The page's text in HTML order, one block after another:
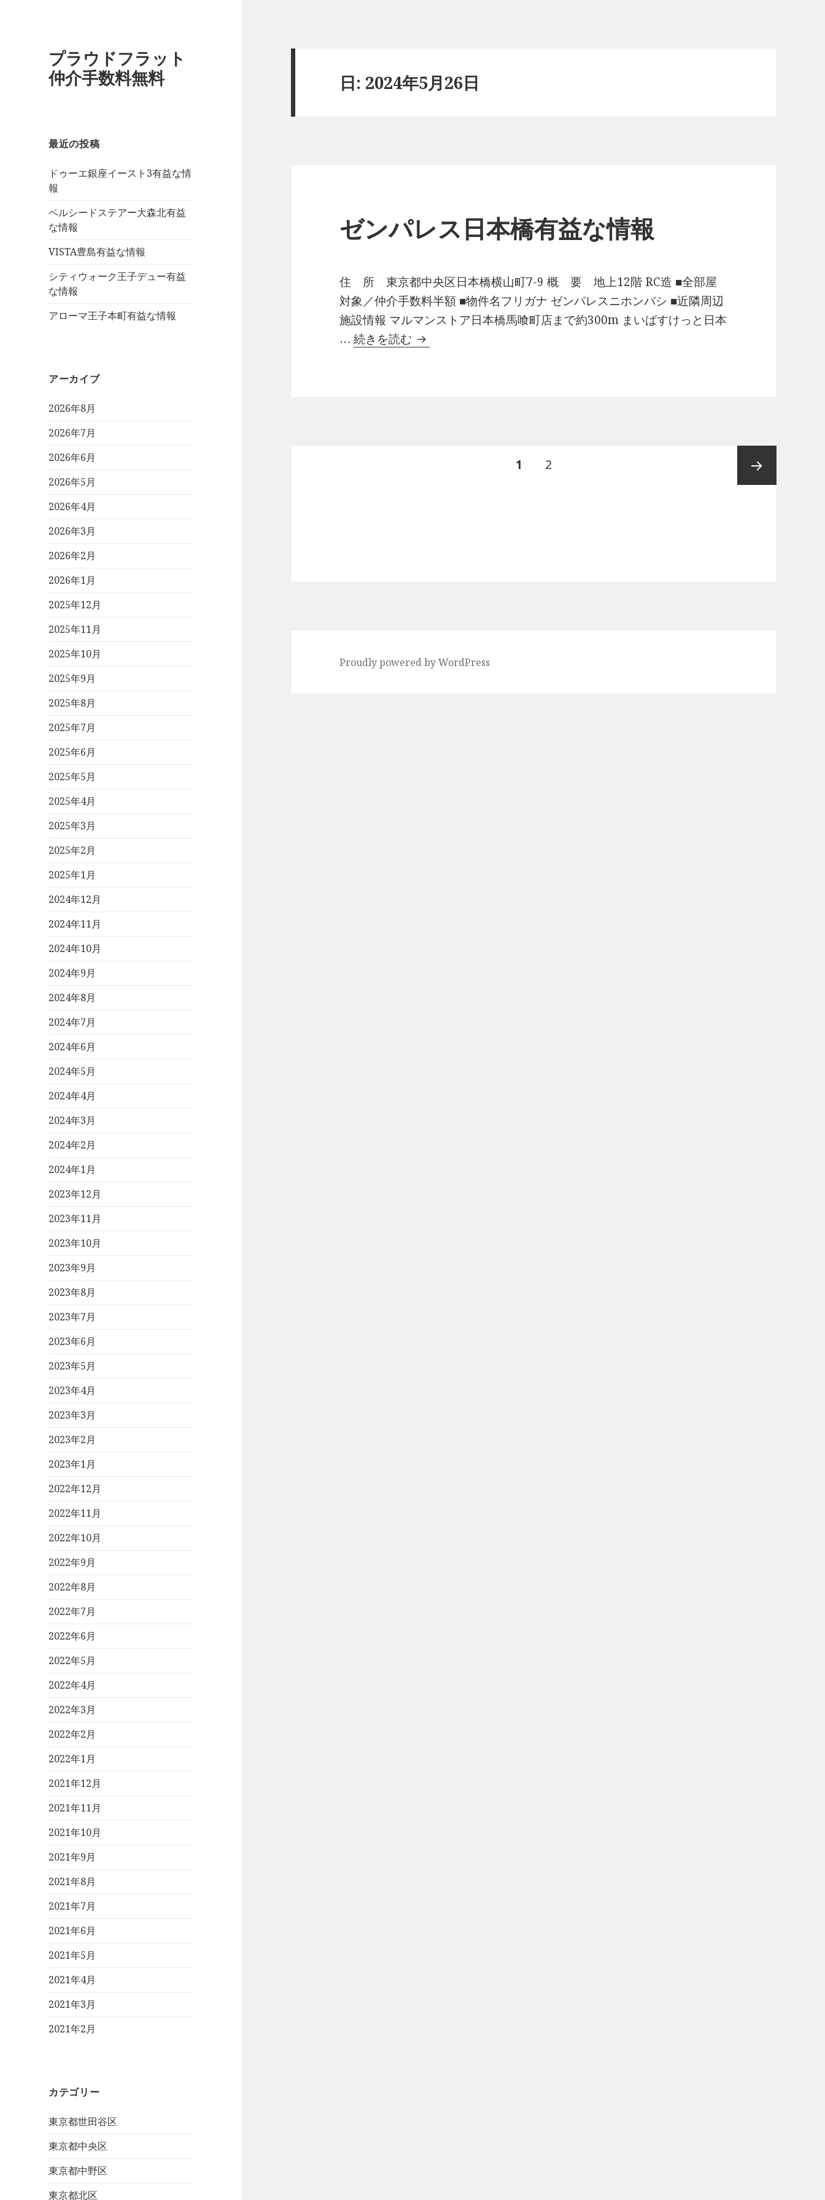
プラウドフラット
仲介手数料無料
最近の投稿
ドゥーエ銀座イースト3有益な情
報
ベルシードステアー大森北有益
な情報
VISTA豊島有益な情報
シティウォーク王子デュー有益
な情報
アローマ王子本町有益な情報
アーカイブ
2026年8月
2026年7月
2026年6月
2026年5月
2026年4月
2026年3月
2026年2月
2026年1月
2025年12月
2025年11月
2025年10月
2025年9月
2025年8月
2025年7月
2025年6月
2025年5月
2025年4月
2025年3月
2025年2月
2025年1月
2024年12月
2024年11月
2024年10月
2024年9月
2024年8月
2024年7月
2024年6月
2024年5月
2024年4月
2024年3月
2024年2月
2024年1月
2023年12月
2023年11月
2023年10月
2023年9月
2023年8月
2023年7月
2023年6月
2023年5月
2023年4月
2023年3月
2023年2月
2023年1月
2022年12月
2022年11月
2022年10月
2022年9月
2022年8月
2022年7月
2022年6月
2022年5月
2022年4月
2022年3月
2022年2月
2022年1月
2021年12月
2021年11月
2021年10月
2021年9月
2021年8月
2021年7月
2021年6月
2021年5月
2021年4月
2021年3月
2021年2月
カテゴリー
東京都世田谷区
東京都中央区
東京都中野区
東京都北区
日: 2024年5月26日
ゼンパレス日本橋有益な情報
住 所 東京都中央区日本橋横山町7-9 概 要 地上12階 RC造 ■全部屋
対象／仲介手数料半額 ■物件名フリガナ ゼンパレスニホンバシ ■近隣周辺
施設情報 マルマンストア日本橋馬喰町店まで約300m まいばすけっと日本
…続きを読む ゼンパレス日本橋有益な情報
ペ
1 ペ
2
Proudly powered by WordPress